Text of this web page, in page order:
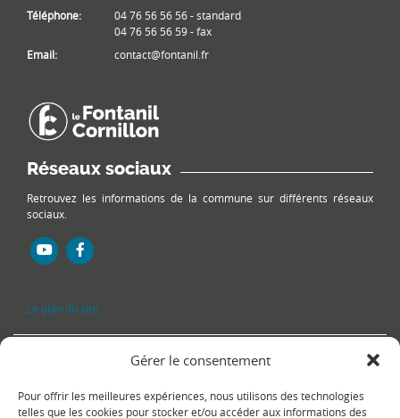
Gérer le consentement
Pour offrir les meilleures expériences, nous utilisons des technologies
telles que les cookies pour stocker et/ou accéder aux informations des
Téléphone:
04 76 56 56 56 - standard
04 76 56 56 59 - fax
Email:
contact@fontanil.fr
Réseaux sociaux
Retrouvez les informations de la commune sur différents réseaux
sociaux.
Le plan du site